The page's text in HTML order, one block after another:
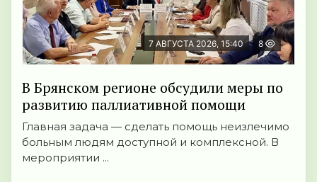
7 АВГУСТА 2026, 15:40 8
В Брянском регионе обсудили меры по
развитию паллиативной помощи
Главная задача — сделать помощь неизлечимо
больным людям доступной и комплексной. В
мероприятии ...